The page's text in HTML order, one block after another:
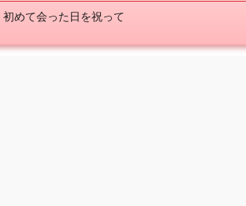
初めて会った日を祝って